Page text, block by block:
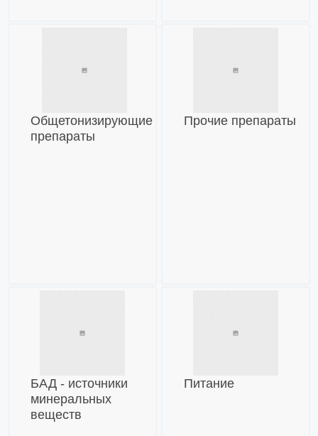
Общетонизирующие
препараты
Прочие препараты
БАД - источники
минеральных
веществ
Питание